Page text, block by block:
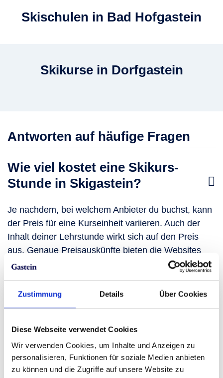
Zustimmung Details Über Cookies
Diese Webseite verwendet Cookies
Wir verwenden Cookies, um Inhalte und Anzeigen zu
personalisieren, Funktionen für soziale Medien anbieten
zu können und die Zugriffe auf unsere Website zu
Skischulen in Bad Hofgastein
Skikurse in Dorfgastein
Antworten auf häufige Fragen
Wie viel kostet eine Skikurs-
Stunde in Skigastein?
Je nachdem, bei welchem Anbieter du buchst, kann
der Preis für eine Kurseinheit variieren. Auch der
Inhalt deiner Lehrstunde wirkt sich auf den Preis
aus. Genaue Preisauskünfte bieten die Websites
der Skischulen.
einer Skischule in Skigastein?
Jede Skischule in Skigastein hat unterschiedliche
Kursmodelle für dich parat. Vom schnellen